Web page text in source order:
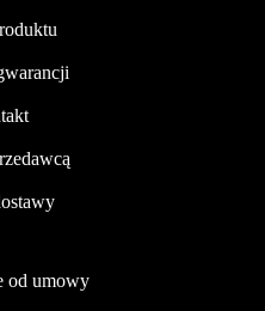
od umowy